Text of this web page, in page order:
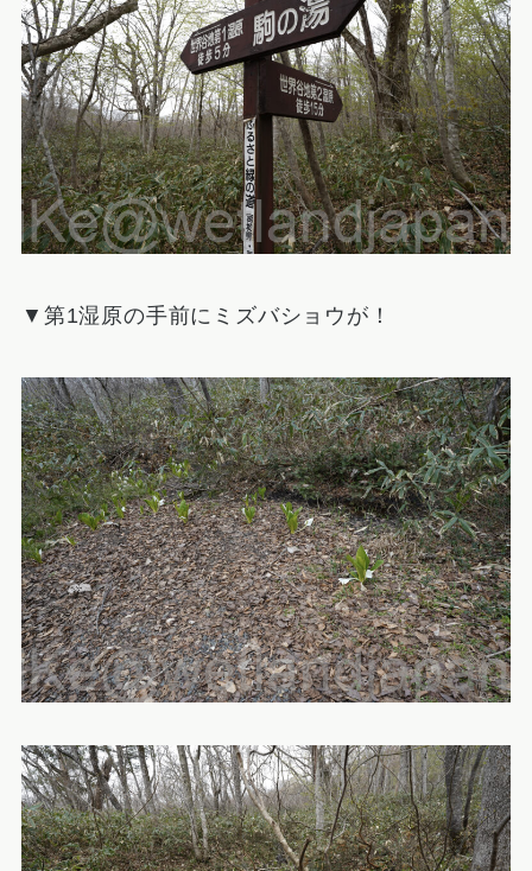
▼第1湿原の手前にミズバショウが！